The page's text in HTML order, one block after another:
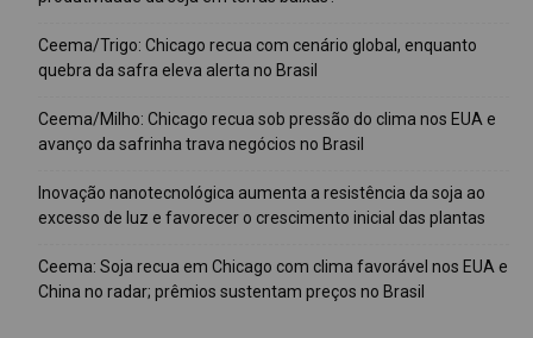
Ceema/Trigo: Chicago recua com cenário global, enquanto
quebra da safra eleva alerta no Brasil
Ceema/Milho: Chicago recua sob pressão do clima nos EUA e
avanço da safrinha trava negócios no Brasil
Inovação nanotecnológica aumenta a resistência da soja ao
excesso de luz e favorecer o crescimento inicial das plantas
Ceema: Soja recua em Chicago com clima favorável nos EUA e
China no radar; prêmios sustentam preços no Brasil